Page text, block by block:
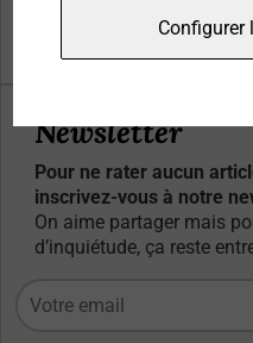
Newsletter
Pour ne rater aucun
inscrivez-vous à notre
On aime partager mais
d’inquiétude, ça reste
Configurer